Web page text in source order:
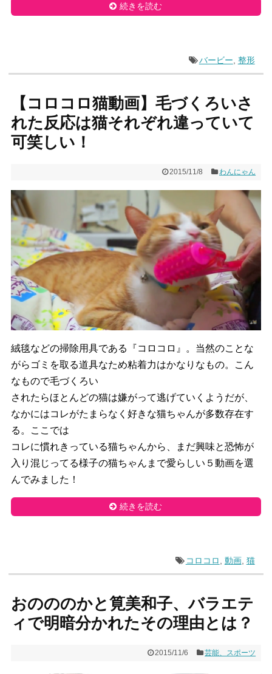
続きを読む
バービー 整形
【コロコロ猫動画】毛づくろいさ
れた反応は猫それぞれ違っていて
可笑しい！
2015/11/8 わんにゃん
絨毯などの掃除用具である『コロコロ』。当然のことな
がらゴミを取る道具なため粘着力はかなりなもの。こん
なもので毛づくろい
されたらほとんどの猫は嫌がって逃げていくようだが、
なかにはコレがたまらなく好きな猫ちゃんが多数存在す
る。ここでは
コレに慣れきっている猫ちゃんから、まだ興味と恐怖が
入り混じってる様子の猫ちゃんまで愛らしい５動画を選
んでみました！
続きを読む
コロコロ 動画, 猫
おのののかと筧美和子、バラエテ
ィで明暗分かれたその理由とは？
2015/11/6 芸能、スポーツ